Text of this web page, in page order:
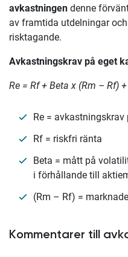
avkastningen denne
av framtida utdelningar
risktagande.
Avkastningskrav på eget
Re = Rf + Beta x (Rm – Rf)
Re = avkastningskrav
Rf = riskfri ränta
Beta = mått på
i förhållande till
(Rm – Rf) =
Kommentarer till